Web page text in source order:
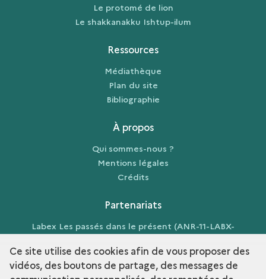
Le protomé de lion
Le shakkanakku Ishtup-ilum
Ressources
Médiathèque
Plan du site
Bibliographie
À propos
Qui sommes-nous ?
Mentions légales
Crédits
Partenariats
Labex Les passés dans le présent (ANR-11-LABX-
0026-01)
Ce site utilise des cookies afin de vous proposer des
vidéos, des boutons de partage, des messages de